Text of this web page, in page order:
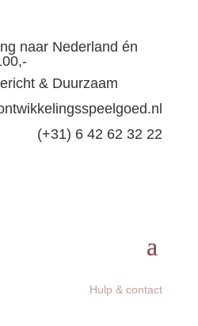
naar Nederland én
& Duurzaam
(+31) 6 42 62 32 22
Hulp & contact